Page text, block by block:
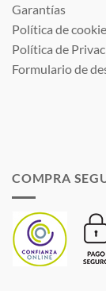
Garantías
Política de
Política de
Formulario de
COMPRA